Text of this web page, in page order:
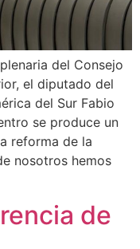
del Consejo
el diputado del
del Sur Fabio
se produce un
reforma de la
nosotros hemos
de